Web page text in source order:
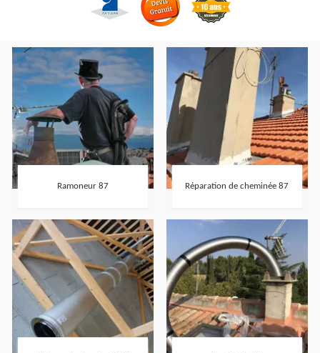
Ramoneur 87 Réparation de cheminée 87